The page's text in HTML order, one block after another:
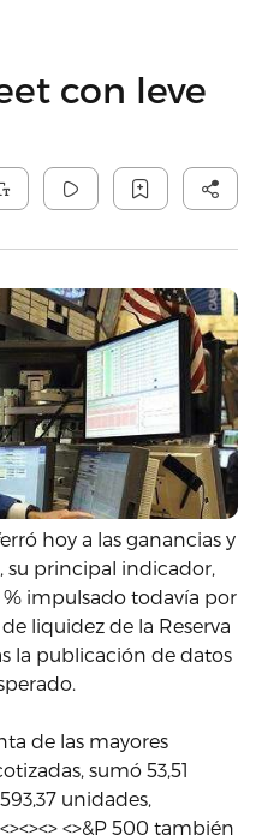
con leve
hoy a las ganancias y
su principal indicador,
impulsado todavía por
liquidez de la Reserva
la publicación de datos
de las mayores
sumó 53,51
unidades,
<>&P 500 también